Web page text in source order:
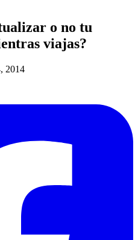
o no tu
viajas?
2014